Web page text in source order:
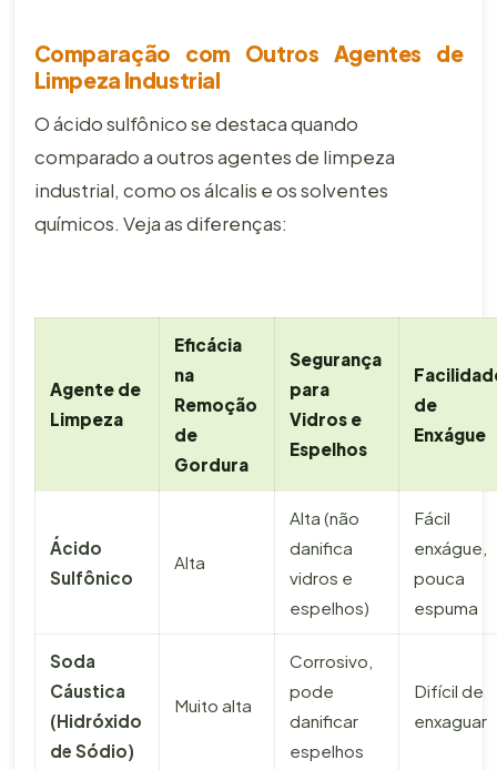
Comparação com Outros Agentes de
Limpeza Industrial
O ácido sulfônico se destaca quando
comparado a outros agentes de limpeza
industrial, como os álcalis e os solventes
químicos. Veja as diferenças:
Agente de
Limpeza
Eficácia
na
Remoção
de
Gordura
Segurança
para
Vidros e
Espelhos
de
Enxágue
Ácido
Sulfônico
Alta
Alta (não
danifica
vidros e
espelhos)
Fácil
enxágue,
pouca
espuma
Soda
Cáustica
(Hidróxido
de Sódio)
Muito alta
Corrosivo,
pode
danificar
espelhos
Difícil de
enxaguar